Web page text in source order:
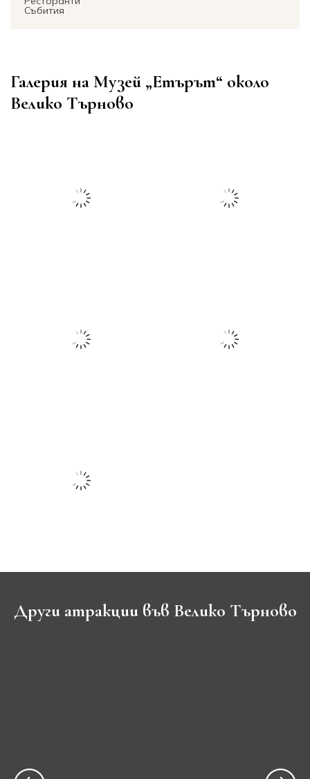
Събития
Галерия на Музей „Етърът“ около
Велико Търново
Други атракции във Велико Търново